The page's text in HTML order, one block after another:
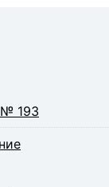
№ 193